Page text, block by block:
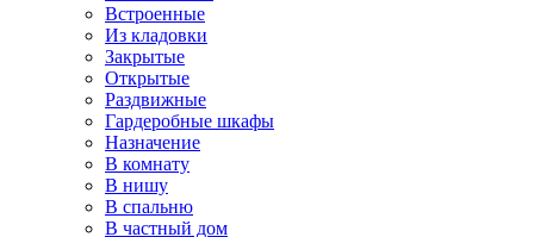
Встроенные
Из кладовки
Закрытые
Открытые
Раздвижные
Гардеробные шкафы
Назначение
В комнату
В нишу
В спальню
В частный дом